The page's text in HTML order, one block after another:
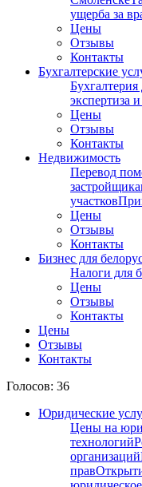
ущерба за
Цены
Отзывы
Контакты
Бухгалтерские
экспертиза
Цены
Отзывы
Контакты
Недвижимость
Перевод
участков
Цены
Отзывы
Контакты
Бизнес для
Налоги для
Цены
Отзывы
Контакты
Цены
Отзывы
Контакты
Голосов: 36
Юридические
Цены на
технологий
организаций
прав